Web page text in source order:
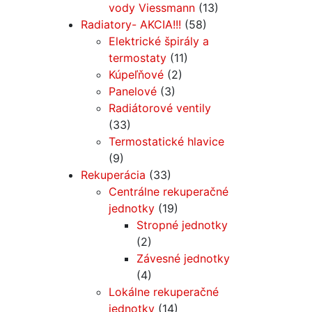
vody Viessmann (13)
Radiatory- AKCIA!!! (58)
Elektrické špirály a
termostaty (11)
Kúpeľňové (2)
Panelové (3)
Radiátorové ventily
(33)
Termostatické hlavice
(9)
Rekuperácia (33)
Centrálne rekuperačné
jednotky (19)
Stropné jednotky
(2)
Závesné jednotky
(4)
Lokálne rekuperačné
jednotky (14)